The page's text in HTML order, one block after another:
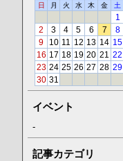
日 月 火 水 木 金 土
1
2
3 4 5 6 7
8
9
10 11 12 13 14 15
16 17 18 19 20 21
22
23 24 25 26 27 28 29
30 31
イベント
-
記事カテゴリ